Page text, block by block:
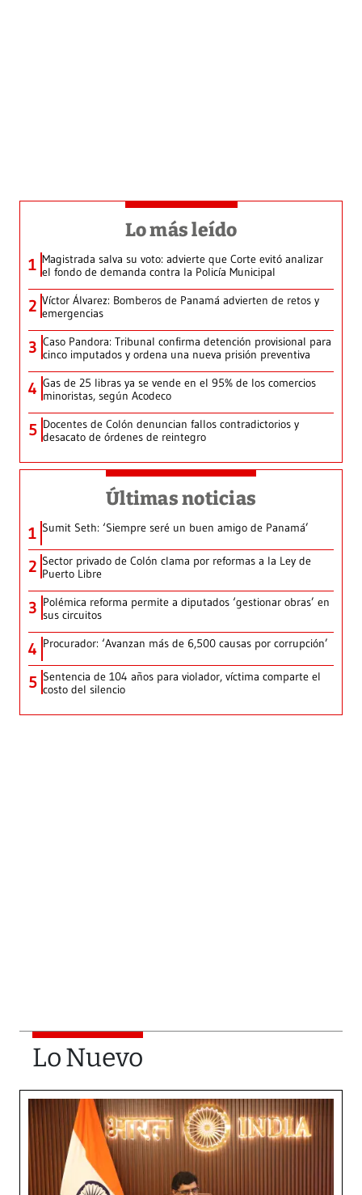
Lo más leído
1 Magistrada salva su voto: advierte que Corte evitó analizar
el fondo de demanda contra la Policía Municipal
2 Víctor Álvarez: Bomberos de Panamá advierten de retos y
emergencias
3 Caso Pandora: Tribunal confirma detención provisional para
cinco imputados y ordena una nueva prisión preventiva
4 Gas de 25 libras ya se vende en el 95% de los comercios
minoristas, según Acodeco
5 Docentes de Colón denuncian fallos contradictorios y
desacato de órdenes de reintegro
Últimas noticias
1 Sumit Seth: ‘Siempre seré un buen amigo de Panamá’
2 Sector privado de Colón clama por reformas a la Ley de
Puerto Libre
3 Polémica reforma permite a diputados ‘gestionar obras’ en
sus circuitos
4 Procurador: ‘Avanzan más de 6,500 causas por corrupción’
5 Sentencia de 104 años para violador, víctima comparte el
costo del silencio
Lo Nuevo